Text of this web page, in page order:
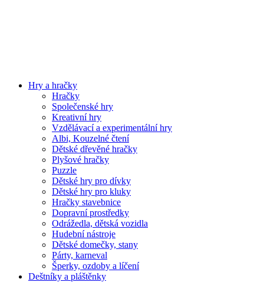
Hry a hračky
Hračky
Společenské hry
Kreativní hry
Vzdělávací a experimentální hry
Albi, Kouzelné čtení
Dětské dřevěné hračky
Plyšové hračky
Puzzle
Dětské hry pro dívky
Dětské hry pro kluky
Hračky stavebnice
Dopravní prostředky
Odrážedla, dětská vozidla
Hudební nástroje
Dětské domečky, stany
Párty, karneval
Šperky, ozdoby a líčení
Deštníky a pláštěnky